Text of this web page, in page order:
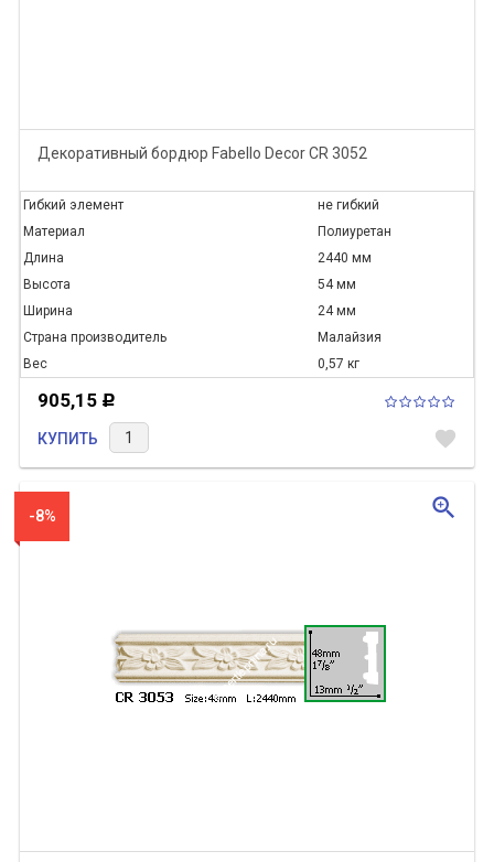
Декоративный бордюр Fabello Decor CR 3052
Гибкий элемент
не гибкий
Материал
Полиуретан
Длина
2440 мм
Высота
54 мм
Ширина
24 мм
Страна производитель
Малайзия
Вес
0,57 кг
905,15 Р
КУПИТЬ favorite
-8% zoom_in